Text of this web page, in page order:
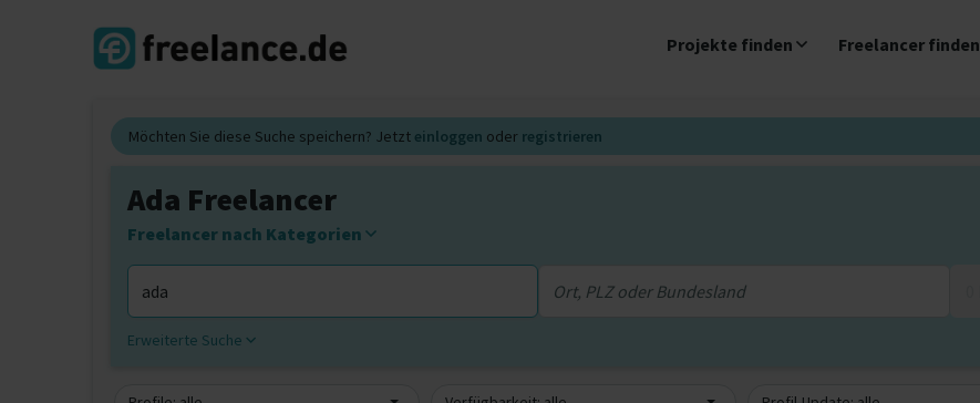
Projekte finden Freelancer finden
Möchten Sie diese Suche speichern? Jetzt einloggen oder registrieren
Ada Freelancer
Freelancer nach Kategorien
Erweiterte Suche